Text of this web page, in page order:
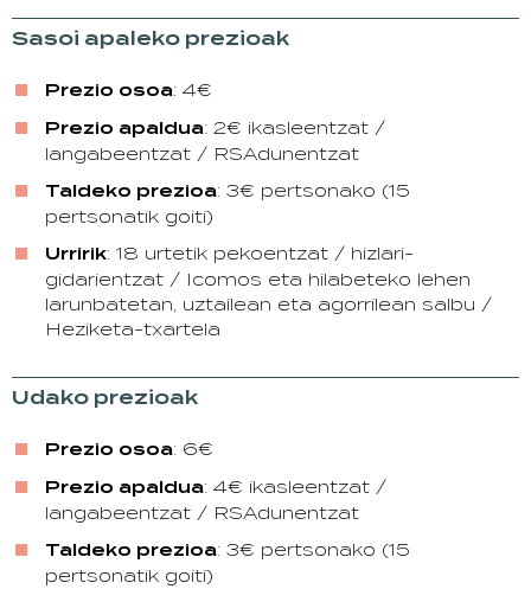
Sasoi apaleko prezioak
Prezio osoa: 4€
Prezio apaldua: 2€ ikasleentzat /
langabeentzat / RSAdunentzat
Taldeko prezioa: 3€ pertsonako (15
pertsonatik goiti)
Urririk: 18 urtetik pekoentzat / hizlari-
gidarientzat / Icomos eta hilabeteko lehen
larunbatetan, uztailean eta agorrilean salbu /
Heziketa-txartela
Udako prezioak
Prezio osoa: 6€
Prezio apaldua: 4€ ikasleentzat /
langabeentzat / RSAdunentzat
Taldeko prezioa: 3€ pertsonako (15
pertsonatik goiti)